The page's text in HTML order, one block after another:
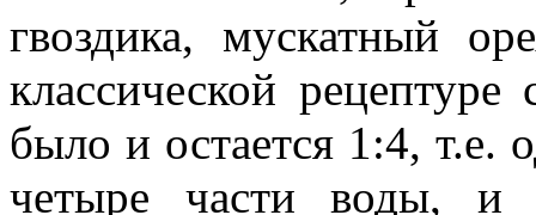
гвоздика, мускатный
классической
было и остается 1:4, т.е.
четыре части воды, и